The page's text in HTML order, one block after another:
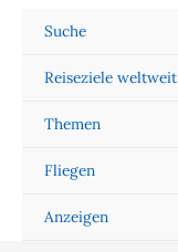
Suche
Reiseziele weltweit
Themen
Fliegen
Anzeigen